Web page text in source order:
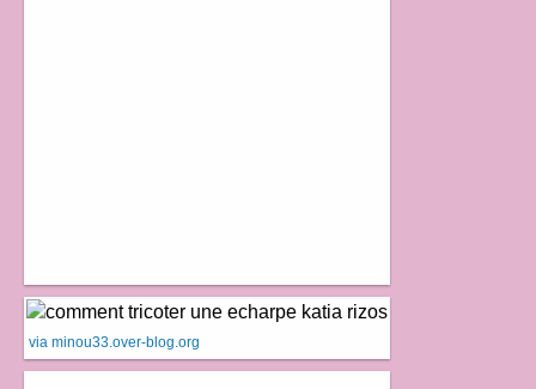
via minou33.over-blog.org